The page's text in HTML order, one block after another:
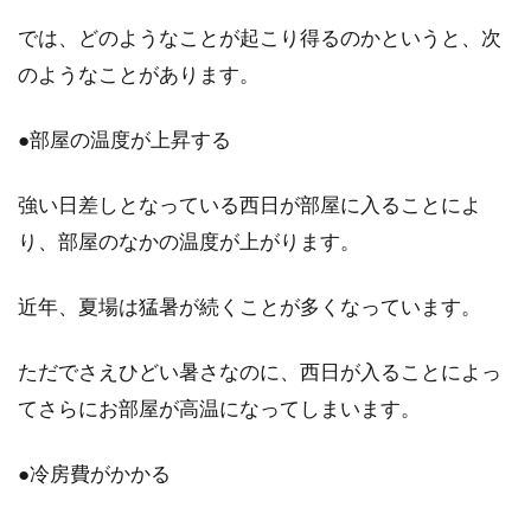
No Image
にプチプチを使ってみよう
寒い冬は窓からの冷気も冷たく、暖房をつけた
そんなと...
窓をお洒落に変身！DIYに必要なア
均のアイテムでお手軽にご家庭でも窓のDIYが
出来ま...
では、どのようなことが起こり得るのかというと、次
のようなことがあります。
●部屋の温度が上昇する
強い日差しとなっている西日が部屋に入ることによ
り、部屋のなかの温度が上がります。
近年、夏場は猛暑が続くことが多くなっています。
ただでさえひどい暑さなのに、西日が入ることによっ
てさらにお部屋が高温になってしまいます。
●冷房費がかかる